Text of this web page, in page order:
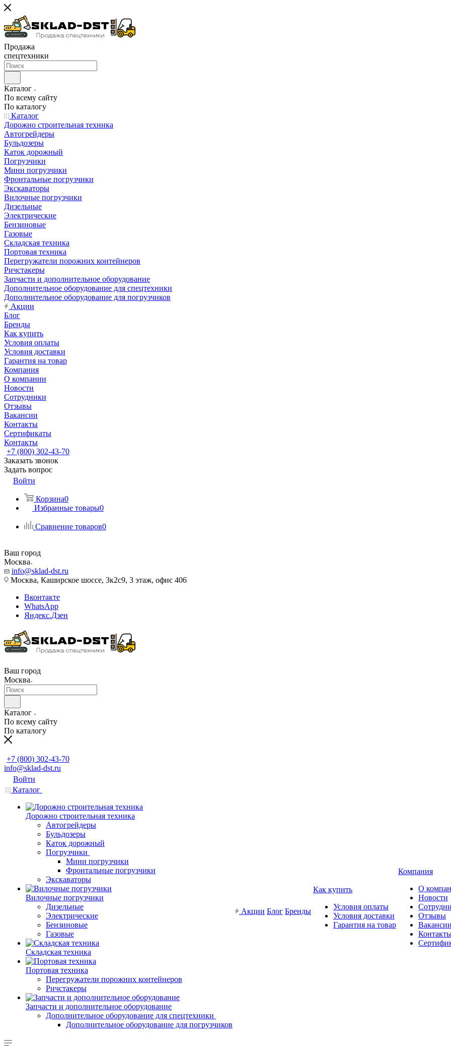
Продажа
спецтехники
Каталог
По всему сайту
По каталогу
Каталог
Дорожно строительная техника
Автогрейдеры
Бульдозеры
Каток дорожный
Погрузчики
Мини погрузчики
Фронтальные погрузчики
Экскаваторы
Вилочные погрузчики
Дизельные
Электрические
Бензиновые
Газовые
Складская техника
Портовая техника
Перегружатели порожних контейнеров
Ричстакеры
Запчасти и дополнительное оборудование
Дополнительное оборудование для спецтехники
Дополнительное оборудование для погрузчиков
Акции
Блог
Бренды
Как купить
Условия оплаты
Условия доставки
Гарантия на товар
Компания
О компании
Новости
Сотрудники
Отзывы
Вакансии
Контакты
Сертификаты
Контакты
+7 (800) 302-43-70
Заказать звонок
Задать вопрос
Войти
Корзина0
Избранные товары0
Сравнение товаров0
Ваш город
Москва
info@sklad-dst.ru
Москва, Каширское шоссе, 3к2с9, 3 этаж, офис 406
Вконтакте
WhatsApp
Яндекс.Дзен
Ваш город
Москва
Каталог
По всему сайту
По каталогу
+7 (800) 302-43-70
info@sklad-dst.ru
Войти
Каталог
Дорожно строительная техника
Автогрейдеры
Бульдозеры
Каток дорожный
Погрузчики
Мини погрузчики
Фронтальные погрузчики
Экскаваторы
Вилочные погрузчики
Дизельные
Электрические
Бензиновые
Газовые
Складская техника
Портовая техника
Перегружатели порожних контейнеров
Ричстакеры
Запчасти и дополнительное оборудование
Дополнительное оборудование для спецтехники
Дополнительное оборудование для погрузчиков
Акции Блог Бренды
Как купить
Условия оплаты
Условия доставки
Гарантия на товар
Компания
О
Новости
Отзывы